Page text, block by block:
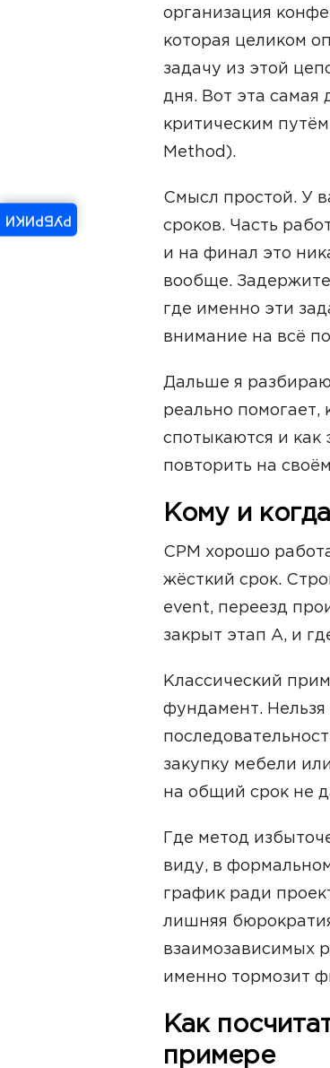
организация
которая целиком
задачу из этой
дня. Вот эта самая
критическим
Method).
Смысл простой. У
сроков. Часть
и на финал это
вообще.
где именно эти
внимание на всё
Дальше я
реально помогает,
спотыкаются и
повторить на
Кому и
CPM хорошо
жёсткий срок.
event, переезд
закрыт этап А, и
Классический
фундамент. Нельзя
закупку мебели
на общий срок не
Где метод
виду, в
график ради
лишняя
взаимозависимых
именно тормозит
Как
примере
РУБРИКИ